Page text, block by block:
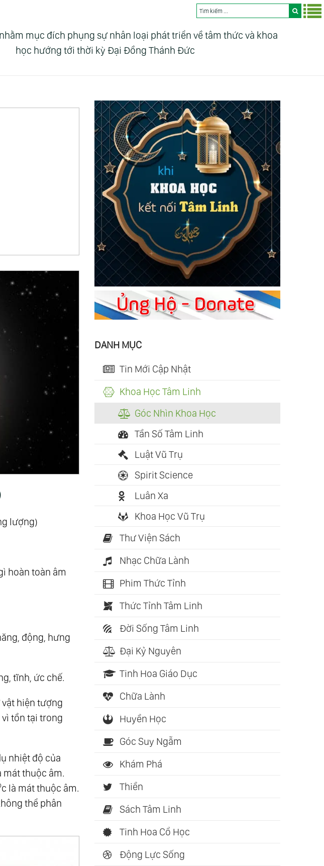
mục đích phụng sự nhân loại phát triển về tâm thức và khoa
học hướng tới thời kỳ Đại Đồng Thánh Đức
lượng)
hoàn toàn âm
động, hưng
tĩnh, ức chế.
hiện tượng
tồn tại trong
nhiệt độ của
mát thuộc âm.
c là mát thuộc âm.
thể phân
DANH MỤC
Tin Mới Cập Nhật
Khoa Học Tâm Linh
Góc Nhìn Khoa Học
Tần Số Tâm Linh
Luật Vũ Trụ
Spirit Science
Luân Xa
Khoa Học Vũ Trụ
Thư Viện Sách
Nhạc Chữa Lành
Phim Thức Tỉnh
Thức Tỉnh Tâm Linh
Đời Sống Tâm Linh
Đại Kỷ Nguyên
Tinh Hoa Giáo Dục
Chữa Lành
Huyền Học
Góc Suy Ngẫm
Khám Phá
Thiền
Sách Tâm Linh
Tinh Hoa Cổ Học
Động Lực Sống